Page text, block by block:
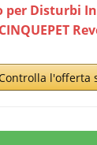
per Disturbi
l'offerta